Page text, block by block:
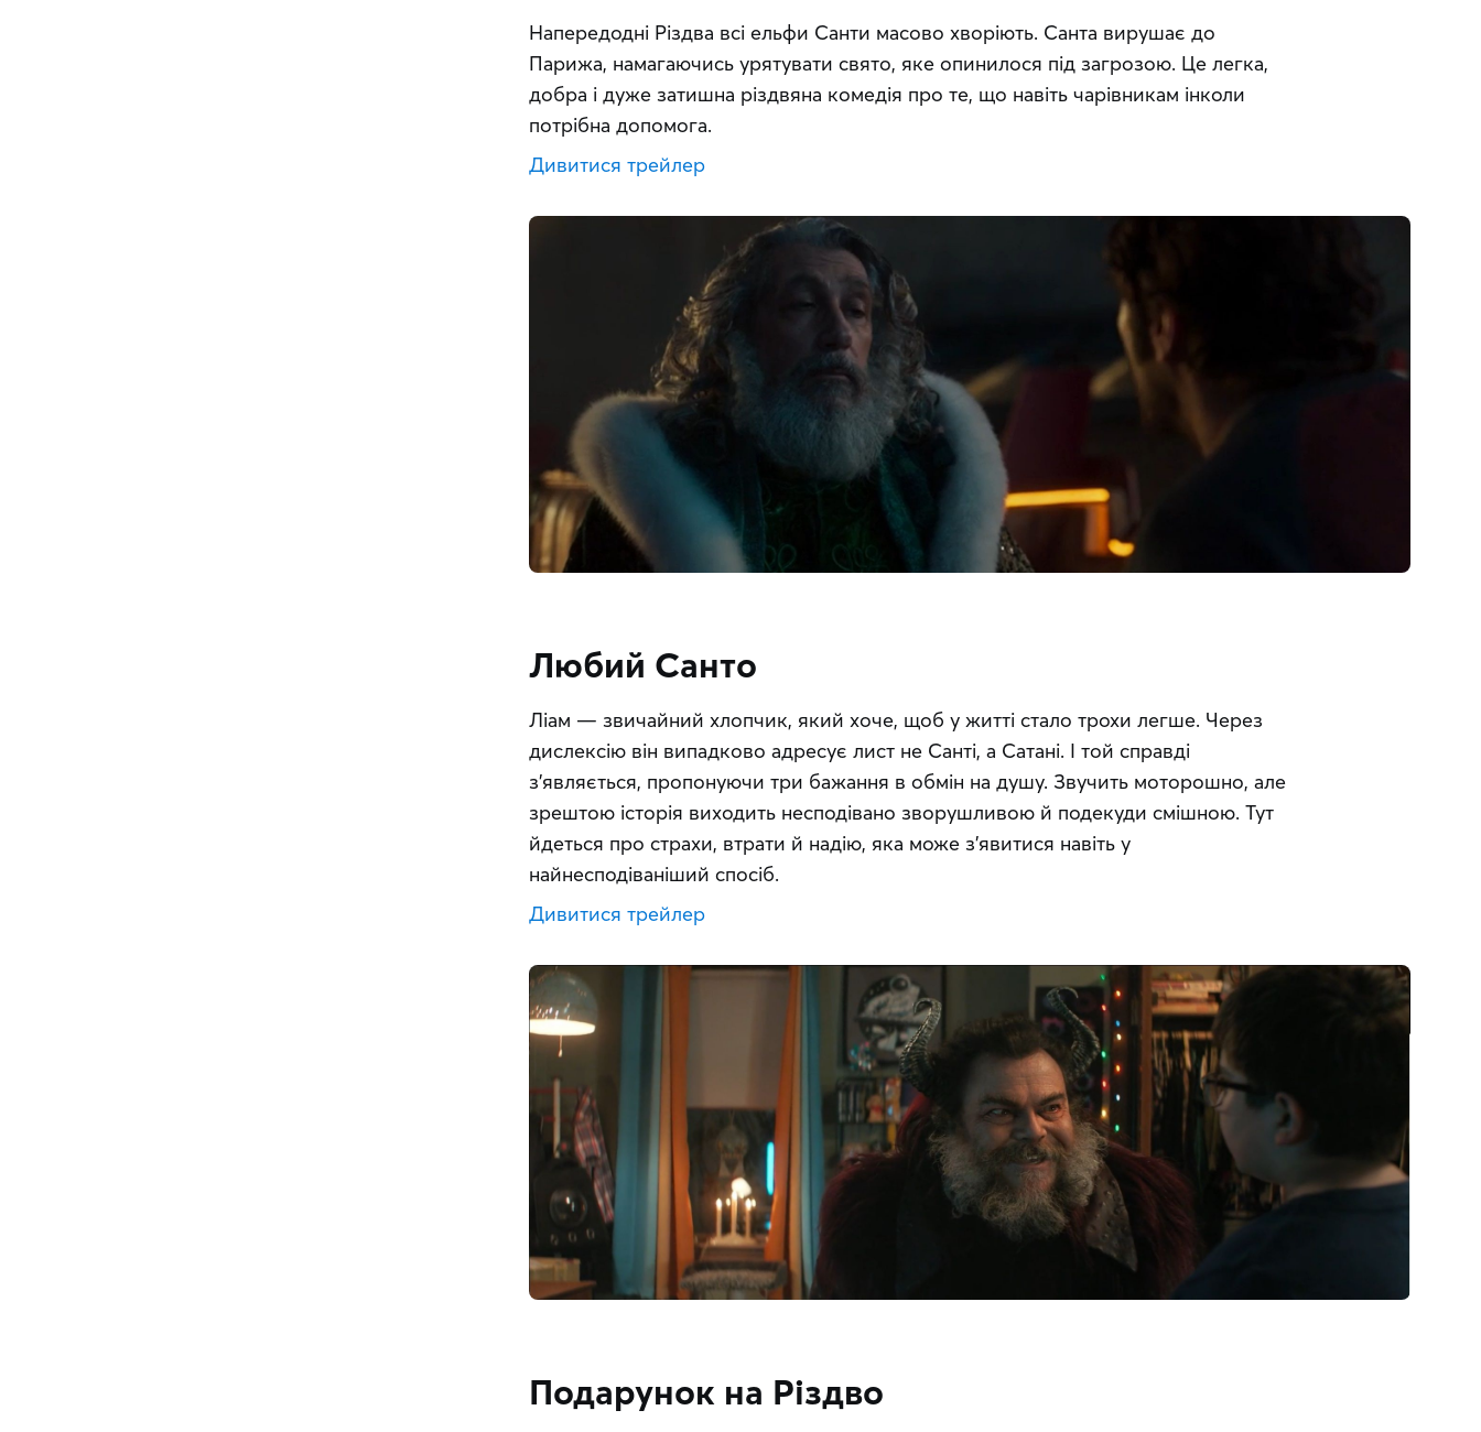
Напередодні Різдва всі ельфи Санти масово хворіють. Санта вирушає до
Парижа, намагаючись урятувати свято, яке опинилося під загрозою. Це легка,
добра і дуже затишна різдвяна комедія про те, що навіть чарівникам інколи
потрібна допомога.
Дивитися трейлер
Любий Санто
Ліам — звичайний хлопчик, який хоче, щоб у житті стало трохи легше. Через
дислексію він випадково адресує лист не Санті, а Сатані. І той справді
з’являється, пропонуючи три бажання в обмін на душу. Звучить моторошно, але
зрештою історія виходить несподівано зворушливою й подекуди смішною. Тут
йдеться про страхи, втрати й надію, яка може з’явитися навіть у
найнесподіваніший спосіб.
Дивитися трейлер
Подарунок на Різдво